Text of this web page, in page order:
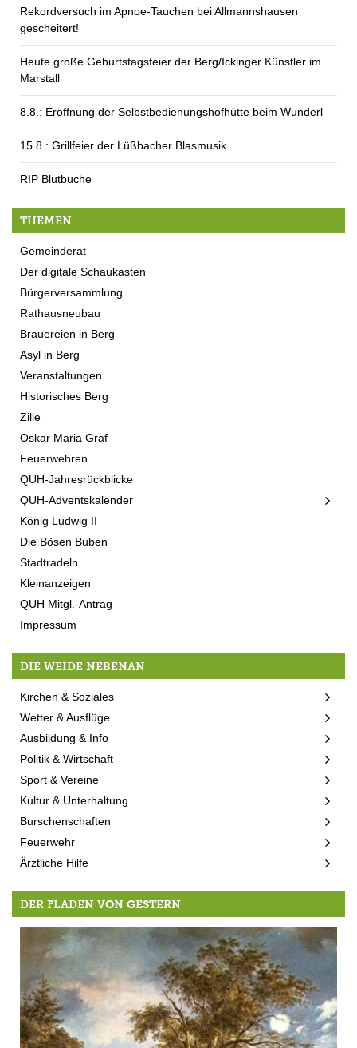
Rekordversuch im Apnoe-Tauchen bei Allmannshausen
gescheitert!
Heute große Geburtstagsfeier der Berg/Ickinger Künstler im
Marstall
8.8.: Eröffnung der Selbstbedienungshofhütte beim Wunderl
15.8.: Grillfeier der Lüßbacher Blasmusik
RIP Blutbuche
THEMEN
Gemeinderat
Der digitale Schaukasten
Bürgerversammlung
Rathausneubau
Brauereien in Berg
Asyl in Berg
Veranstaltungen
Historisches Berg
Zille
Oskar Maria Graf
Feuerwehren
QUH-Jahresrückblicke
QUH-Adventskalender
König Ludwig II
Die Bösen Buben
Stadtradeln
Kleinanzeigen
QUH Mitgl.-Antrag
Impressum
DIE WEIDE NEBENAN
Kirchen & Soziales
Wetter & Ausflüge
Ausbildung & Info
Politik & Wirtschaft
Sport & Vereine
Kultur & Unterhaltung
Burschenschaften
Feuerwehr
Ärztliche Hilfe
DER FLADEN VON GESTERN